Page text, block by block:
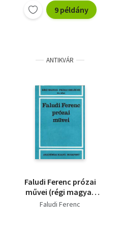
9 példány
ANTIKVÁR
Faludi Ferenc prózai
művei (régi magyar
prózai emlékek 8/2)
Faludi Ferenc